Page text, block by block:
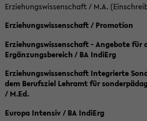
Erziehungswissenschaft / M.A.
Erziehungswissenschaft / Promotion
Erziehungswissenschaft - Angebote für
Ergänzungsbereich / BA IndiErg
Erziehungswissenschaft Integrierte
dem Berufsziel Lehramt für
/ M.Ed.
Europa Intensiv / BA IndiErg